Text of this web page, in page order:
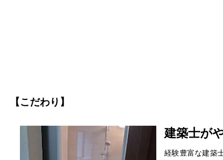
【こだわり】
建築士が
経験豊富な建築